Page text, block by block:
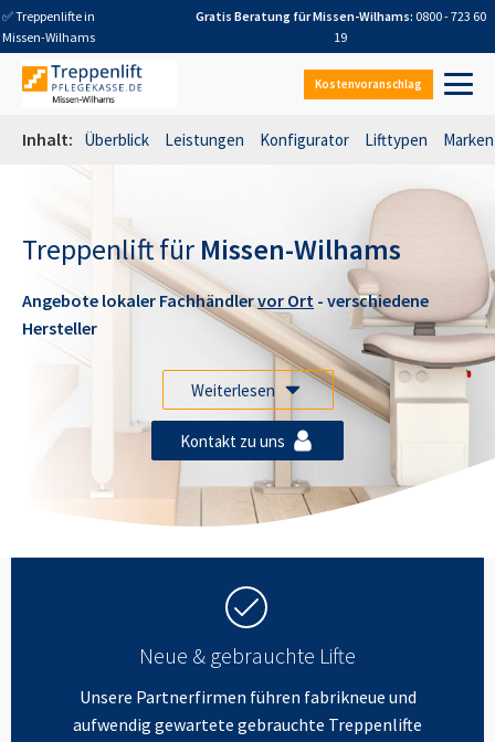
✅ Treppenlifte in
Missen-Wilhams
Gratis Beratung fürMissen-Wilhams: 0800 - 723 60
19
Kostenvoranschlag
Inhalt: Überblick Leistungen Konfigurator Lifttypen Marken
Treppenlift für Missen-Wilhams
Angebote lokaler Fachhändlervor Ort - verschiedene
Hersteller
Weiterlesen
Kontakt zu uns
Neue & gebrauchte Lifte
Unsere Partnerfirmen führen fabrikneue und
aufwendig gewartete gebrauchte Treppenlifte